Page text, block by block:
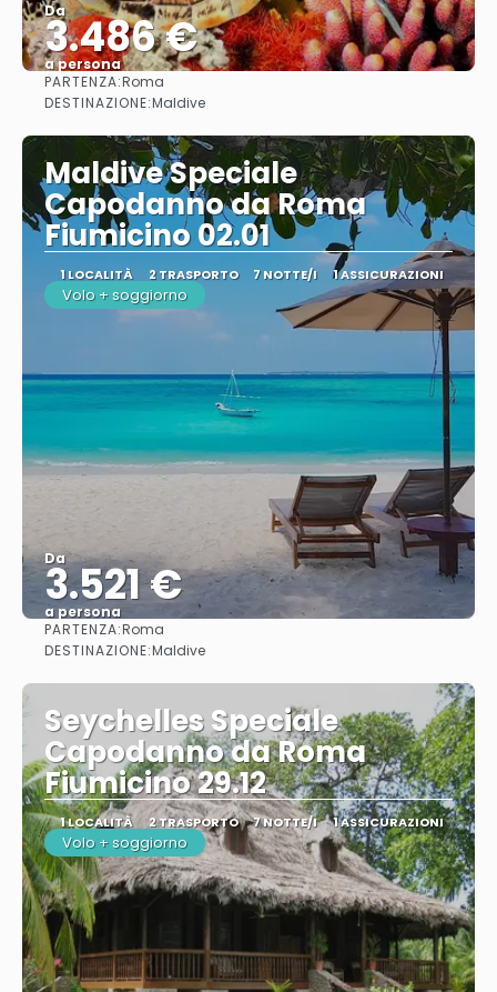
Da
3.486 €
a persona
PARTENZA:Roma
DESTINAZIONE:Maldive
Maldive Speciale
Capodanno da Roma
Fiumicino 02.01
1 LOCALITÀ 2 TRASPORTO 7 NOTTE/I 1 ASSICURAZIONI
Volo + soggiorno
Da
3.521 €
a persona
PARTENZA:Roma
DESTINAZIONE:Maldive
Seychelles Speciale
Capodanno da Roma
Fiumicino 29.12
1 LOCALITÀ 2 TRASPORTO 7 NOTTE/I 1 ASSICURAZIONI
Volo + soggiorno